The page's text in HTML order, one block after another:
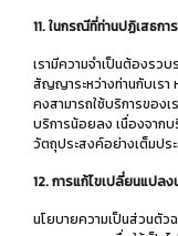
11. ในกรณีที่ท่านปฏิเสธก
เรามีความจำเป็นต้องรว
สัญญาระหว่างท่านกับเรา
คงสามารถใช้บริการของเ
บริการน้อยลง เนื่องจาก
วัตถุประสงค์อย่างเต็มปร
12. การแก้ไขเปลี่ยนแปล
นโยบายความเป็นส่วนตั